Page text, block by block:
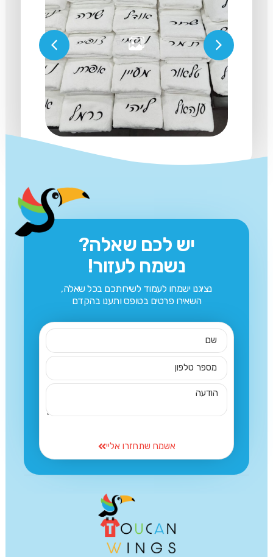
יש לכם שאלה?
נשמח לעזור!
נציגנו ישמחו לעמוד לשירותכם בכל שאלה,
השאירו פרטים בטופס ותענו בהקדם
אשמח שתחזרו אליי